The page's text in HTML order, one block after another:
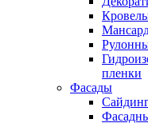
пленки
Фасады